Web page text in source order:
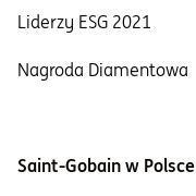
Liderzy ESG 2021
Nagroda Diamentowa
Saint-Gobain w Polsce